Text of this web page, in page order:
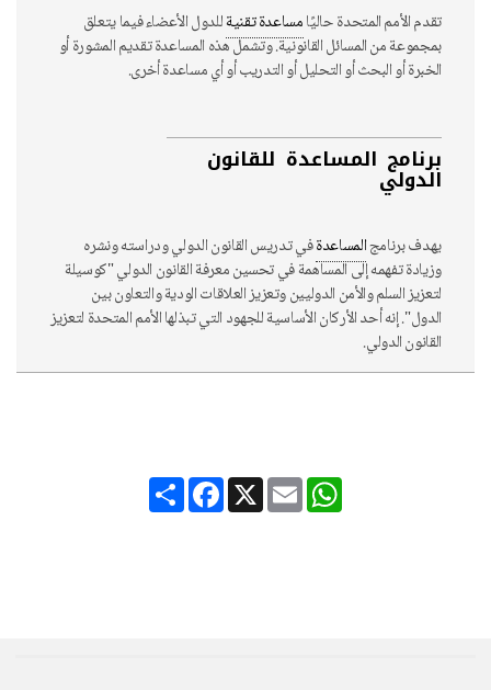
تقدم الأمم المتحدة حاليًامساعدة تقنيةللدول الأعضاء فيما يتعلق
بمجموعة من المسائل القانونية. وتشمل هذه المساعدة تقديم المشورة أو
الخبرة أو البحث أو التحليل أو التدريب أو أي مساعدة أخرى.
برنامج المساعدة للقانون
الدولي
يهدف برنامجالمساعدةفي تدريس القانون الدولي ودراسته ونشره
وزيادة تفهمه إلى المساهمة في تحسين معرفة القانون الدولي "كوسيلة
لتعزيز السلم والأمن الدوليين وتعزيز العلاقات الودية والتعاون بين
الدول". إنه أحد الأركان الأساسية للجهود التي تبذلها الأمم المتحدة لتعزيز
القانون الدولي.
Share
Facebook XEmail
WhatsApp